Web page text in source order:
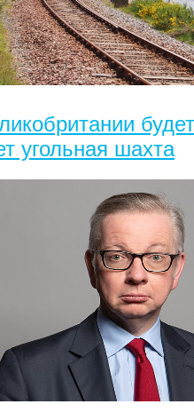
угольная шахта